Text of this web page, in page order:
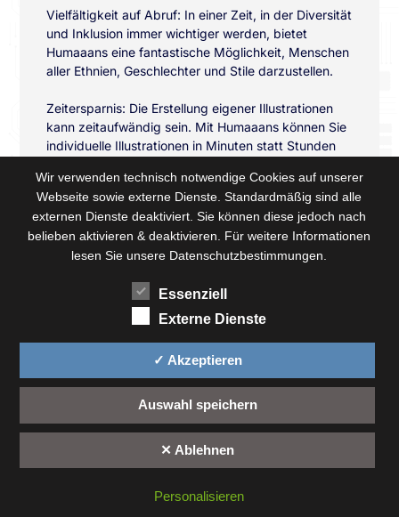
Vielfältigkeit auf Abruf: In einer Zeit, in der Diversität
und Inklusion immer wichtiger werden, bietet
Humaaans eine fantastische Möglichkeit, Menschen
aller Ethnien, Geschlechter und Stile darzustellen.
Zeitersparnis: Die Erstellung eigener Illustrationen
kann zeitaufwändig sein. Mit Humaaans können Sie
individuelle Illustrationen in Minuten statt Stunden
Skalierbarkeit: Alle Illustrationen sind in Vektoren
verfügbar, was bedeutet, dass sie ohne
Qualitätsverlust auf jede gewünschte Größe skaliert
werden können – ideal für alles, von Visitenkarten
Anpassungsfähigkeit: Egal, ob Sie ein bestimmtes
Illustration so gestalten, dass sie perfekt zu Ihrem
Projekt passt.
Kostenlos: Dieses großartige Tool ist völlig
kostenlos. Das ermöglicht auch Freelancern oder
Wir verwenden technisch notwendige Cookies auf unserer
Webseite sowie externe Dienste. Standardmäßig sind alle
externen Dienste deaktiviert. Sie können diese jedoch nach
belieben aktivieren & deaktivieren. Für weitere Informationen
lesen Sie unsere Datenschutzbestimmungen.
Essenziell
Externe Dienste
✓ Akzeptieren
Auswahl speichern
✕ Ablehnen
Personalisieren